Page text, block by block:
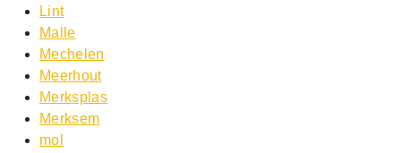
Lint
Malle
Mechelen
Meerhout
Merksplas
Merksem
mol